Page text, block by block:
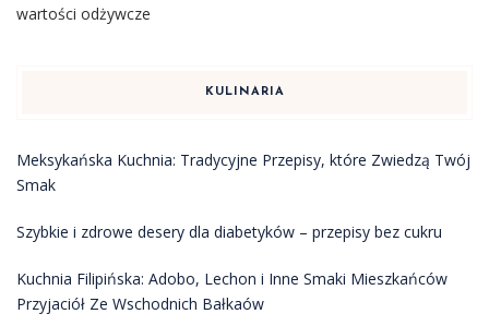
wartości odżywcze
KULINARIA
Meksykańska Kuchnia: Tradycyjne Przepisy, które Zwiedzą Twój
Smak
Szybkie i zdrowe desery dla diabetyków – przepisy bez cukru
Kuchnia Filipińska: Adobo, Lechon i Inne Smaki Mieszkańców
Przyjaciół Ze Wschodnich Bałkaów